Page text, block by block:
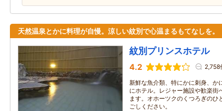
天然温泉とかに料理が自慢。涼しい紋別で心温まるもてなしを。
紋別プリンスホテル
4.2 2,758
新鮮な魚介類、特にかに刺身、か
にホテル。レジャー施設や歓楽街
ます。オホーツクのくつろぎのひ
ごしください。